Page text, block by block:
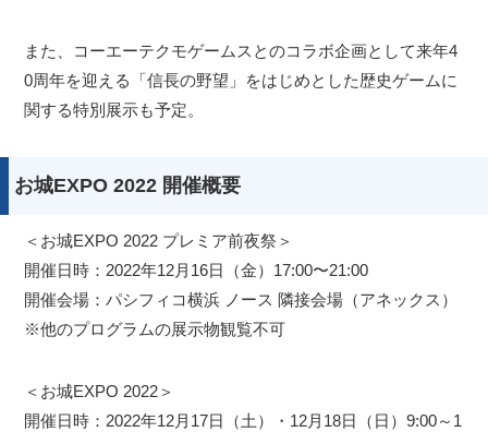
また、コーエーテクモゲームスとのコラボ企画として来年4
0周年を迎える「信長の野望」をはじめとした歴史ゲームに
関する特別展示も予定。
お城EXPO 2022 開催概要
＜お城EXPO 2022 プレミア前夜祭＞
開催日時：2022年12月16日（金）17:00〜21:00
開催会場：パシフィコ横浜 ノース 隣接会場（アネックス）
※他のプログラムの展示物観覧不可
＜お城EXPO 2022＞
開催日時：2022年12月17日（土）・12月18日（日）9:00～1